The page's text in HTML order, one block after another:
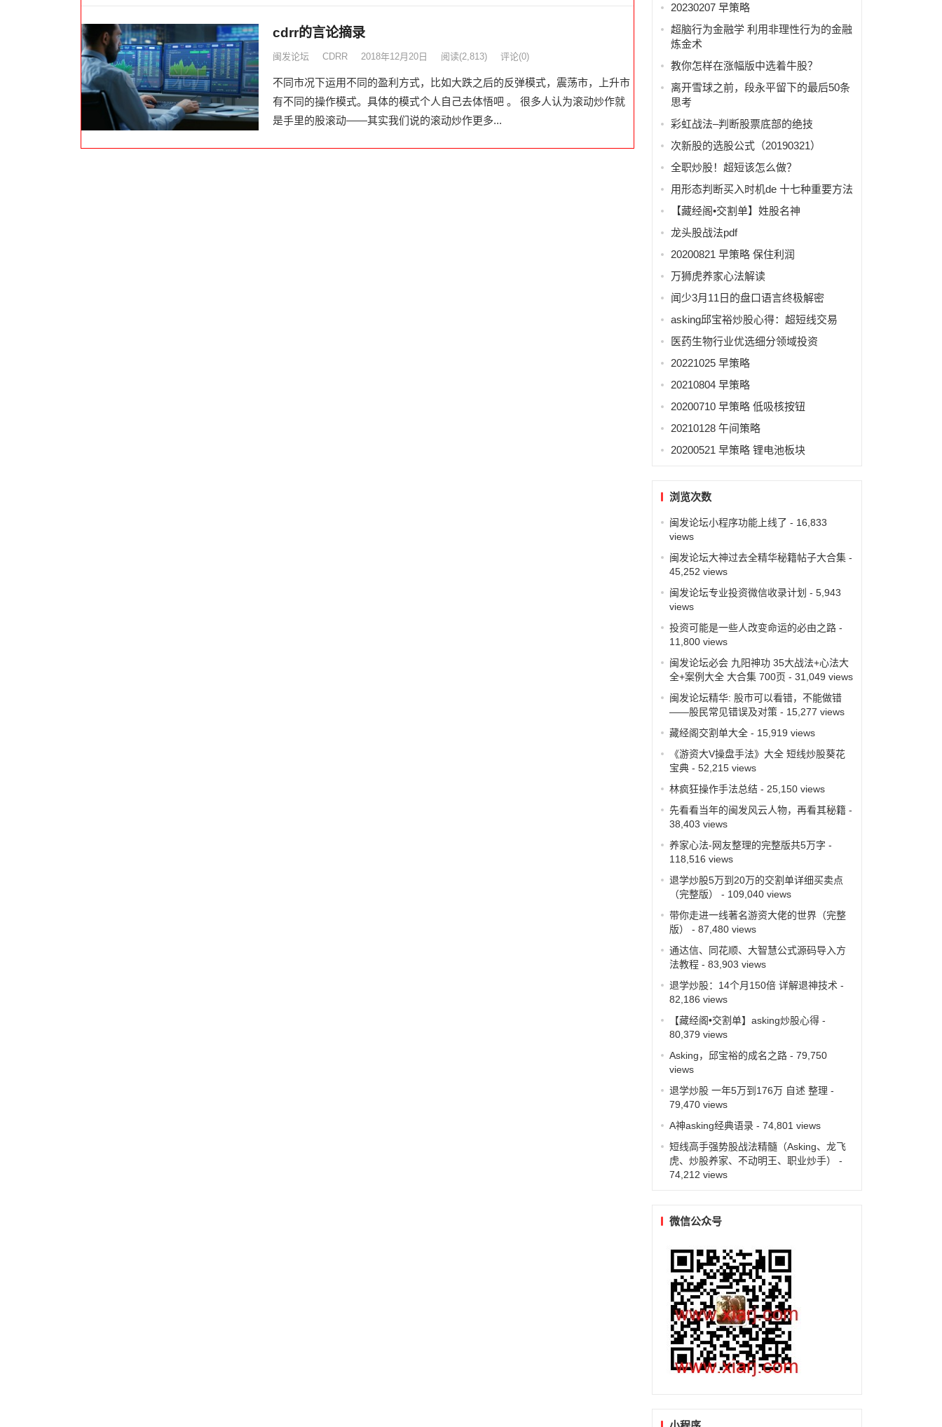
cdrr的言论摘录
闽发论坛 CDRR 2018年12月20日 阅读(2,813) 评论(0)
不同市况下运用不同的盈利方式，比如大跌之后的反弹模式，震荡市，上升市
有不同的操作模式。具体的模式个人自己去体悟吧 。 很多人认为滚动炒作就
是手里的股滚动——其实我们说的滚动炒作更多...
20230207 早策略
超脑行为金融学 利用非理性行为的金融
炼金术
教你怎样在涨幅版中选着牛股？
离开雪球之前，段永平留下的最后50条
思考
彩虹战法–判断股票底部的绝技
次新股的选股公式（20190321）
全职炒股！超短该怎么做？
用形态判断买入时机de 十七种重要方法
【藏经阁•交割单】姓股名神
龙头股战法pdf
20200821 早策略 保住利润
万狮虎养家心法解读
闻少3月11日的盘口语言终极解密
asking邱宝裕炒股心得：超短线交易
医药生物行业优选细分领域投资
20221025 早策略
20210804 早策略
20200710 早策略 低吸核按钮
20210128 午间策略
20200521 早策略 锂电池板块
浏览次数
闽发论坛小程序功能上线了 - 16,833
views
闽发论坛大神过去全精华秘籍帖子大合集-
45,252 views
闽发论坛专业投资微信收录计划 - 5,943
views
投资可能是一些人改变命运的必由之路-
11,800 views
闽发论坛必会 九阳神功 35大战法+心法大
全+案例大全 大合集 700页 - 31,049 views
闽发论坛精华: 股市可以看错，不能做错
——股民常见错误及对策- 15,277 views
藏经阁交割单大全- 15,919 views
《游资大V操盘手法》大全 短线炒股葵花
宝典- 52,215 views
林疯狂操作手法总结- 25,150 views
先看看当年的闽发风云人物，再看其秘籍-
38,403 views
养家心法-网友整理的完整版共5万字 -
118,516 views
退学炒股5万到20万的交割单详细买卖点
（完整版）
- 109,040 views
带你走进一线著名游资大佬的世界（完整
版）
- 87,480 views
通达信、同花顺、大智慧公式源码导入方
法教程- 83,903 views
退学炒股：14个月150倍 详解退神技术 -
82,186 views
【藏经阁•交割单】asking炒股心得-
80,379 views
Asking，邱宝裕的成名之路- 79,750
views
退学炒股 一年5万到176万 自述 整理 -
79,470 views
A神asking经典语录- 74,801 views
短线高手强势股战法精髓（Asking、龙飞
虎、炒股养家、不动明王、职业炒手）
-
74,212 views
微信公众号